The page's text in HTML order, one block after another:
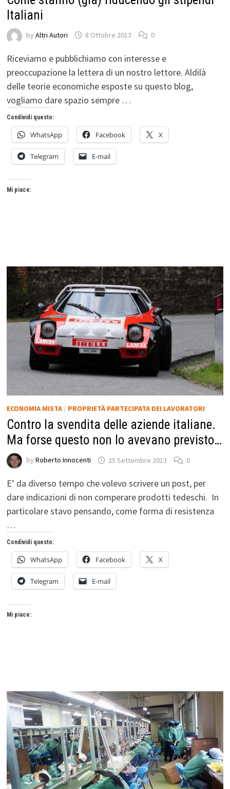
Italiani
by Altri Autori 8 Ottobre 2013 0
Riceviamo e pubblichiamo con interesse e
preoccupazione la lettera di un nostro lettore. Aldilà
delle teorie economiche esposte su questo blog,
vogliamo dare spazio sempre …
Condividi questo:
WhatsApp Facebook X
Telegram E-mail
Mi piace:
ECONOMIA MISTA/ PROPRIETÀ PARTECIPATA DEI LAVORATORI
Contro la svendita delle aziende italiane.
Ma forse questo non lo avevano previsto…
by Roberto Innocenti 25 Settembre 2013 0
E’ da diverso tempo che volevo scrivere un post, per
dare indicazioni di non comperare prodotti tedeschi. In
particolare stavo pensando, come forma di resistenza
…
Condividi questo:
WhatsApp Facebook X
Telegram E-mail
Mi piace: